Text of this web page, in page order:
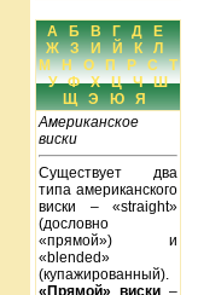
А Б В Г Д
Е
Ж
З И Й К
Л
М
Н О П Р С
Т
У
Ф Х Ц Ч
Ш
Щ
Э Ю
Я
Американское
виски
Существует два
типа американского
виски – «straight»
(дословно
«прямой») и
«blended»
(купажированный).
«Прямой» виски –